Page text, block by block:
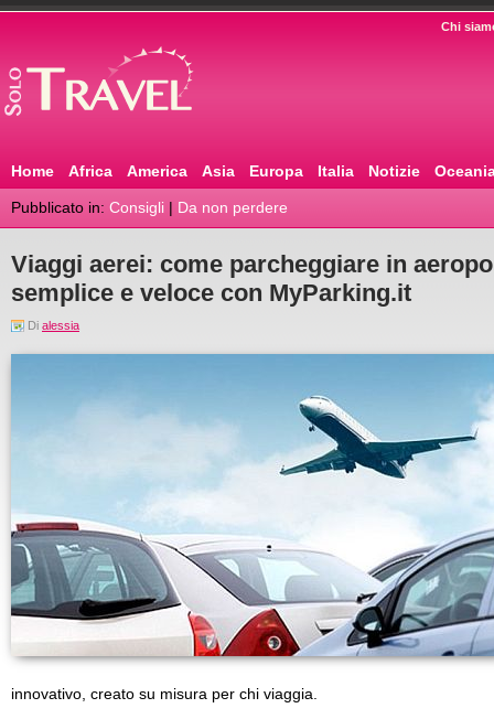
Chi
Home Africa America Asia Europa Italia Notizie
Pubblicato in: Consigli | Da non perdere
Viaggi aerei: come parcheggiare in
semplice e veloce con MyParking.it
Di alessia
innovativo, creato su misura per chi viaggia.